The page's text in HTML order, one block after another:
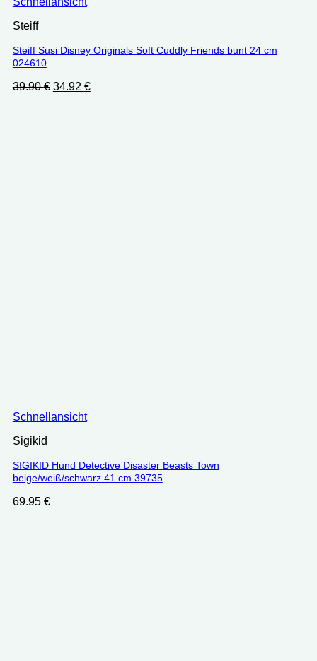
Steiff
Steiff Susi Disney Originals Soft Cuddly Friends bunt 24 cm
024610
39.90€ Ursprünglicher
34.92 €Aktueller
Schnellansicht
Sigikid
SIGIKID Hund Detective Disaster Beasts Town
beige/weiß/schwarz 41 cm 39735
69.95 €